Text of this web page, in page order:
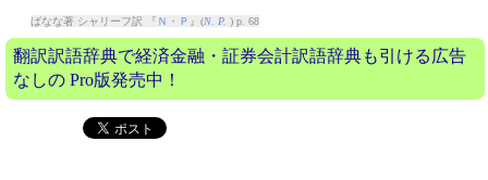
ばなな著 シャリーフ訳 『 Ｎ・Ｐ 』(N. P. ) p. 68
翻訳訳語辞典で経済金融・証券会計訳語辞典も引ける広告
なしの Pro版発売中！